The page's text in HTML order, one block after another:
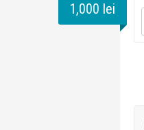
1,000 lei